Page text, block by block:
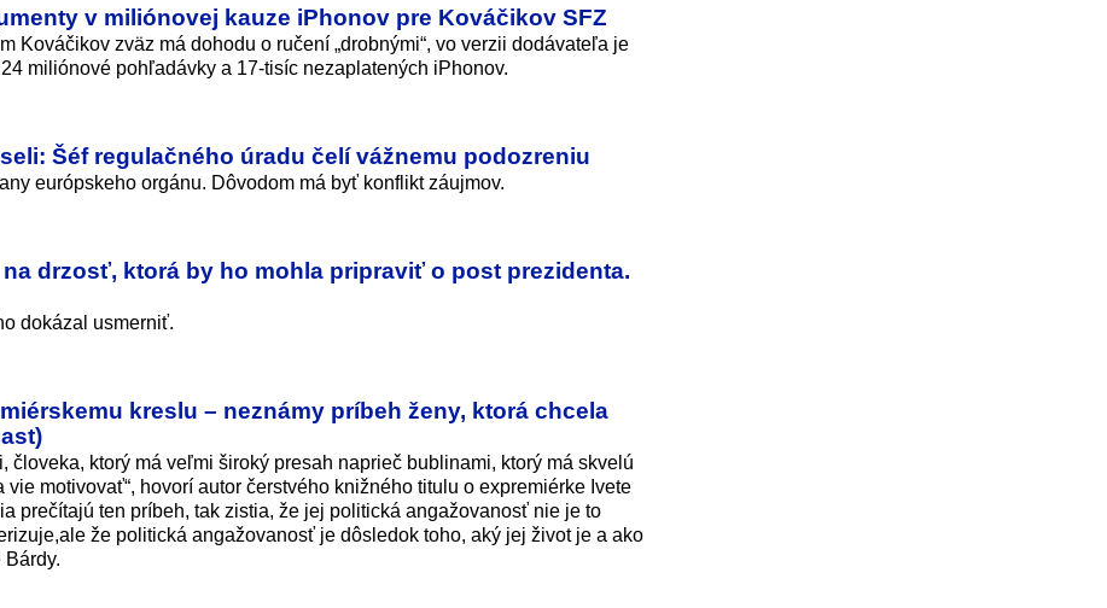
v miliónovej kauze iPhonov pre Kováčikov SFZ
Kováčikov zväz má dohodu o ručení „drobnými“, vo verzii dodávateľa je
miliónové pohľadávky a 17-tisíc nezaplatených iPhonov.
Šéf regulačného úradu čelí vážnemu podozreniu
európskeho orgánu. Dôvodom má byť konflikt záujmov.
drzosť, ktorá by ho mohla pripraviť o post prezidenta.
dokázal usmerniť.
kreslu – neznámy príbeh ženy, ktorá chcela
človeka, ktorý má veľmi široký presah naprieč bublinami, ktorý má skvelú
motivovať“, hovorí autor čerstvého knižného titulu o expremiérke Ivete
prečítajú ten príbeh, tak zistia, že jej politická angažovanosť nie je to
že politická angažovanosť je dôsledok toho, aký jej život je a ako
Bárdy.